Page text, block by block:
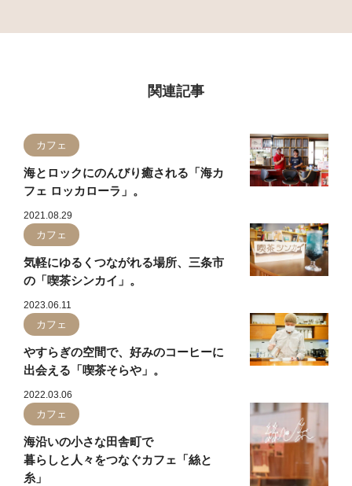
関連記事
カフェ
海とロックにのんびり癒される「海カ
フェ ロッカローラ」。
2021.08.29
カフェ
気軽にゆるくつながれる場所、三条市
の「喫茶シンカイ」。
2023.06.11
カフェ
やすらぎの空間で、好みのコーヒーに
出会える「喫茶そらや」。
2022.03.06
カフェ
海沿いの小さな田舎町で
暮らしと人々をつなぐカフェ「絲と
糸」